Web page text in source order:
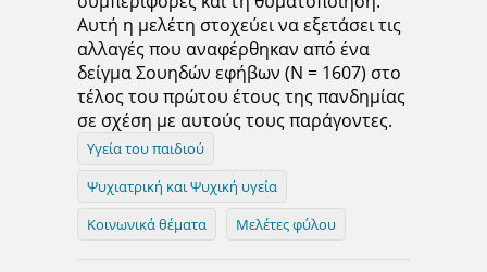
Αυτή η μελέτη στοχεύει να εξετάσει τις
αλλαγές που αναφέρθηκαν από ένα
δείγμα Σουηδών εφήβων (N = 1607) στο
τέλος του πρώτου έτους της πανδημίας
σε σχέση με αυτούς τους παράγοντες.
Υγεία του παιδιού
Ψυχιατρική και Ψυχική υγεία
Κοινωνικά θέματα
Μελέτες φύλου